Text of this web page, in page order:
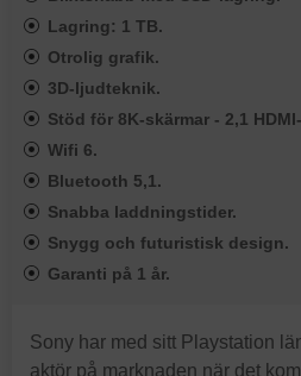
Lagring: 1 TB.
Otrolig grafik.
3D-ljudteknik.
Stöd för 8K-skärmar - 2,1
Wifi 6.
Bluetooth 5,1.
Snabba laddningstider.
Snygg och futuristisk design.
Garanti på 1 år.
Sony har med sitt Playstation
aktör på marknaden när det